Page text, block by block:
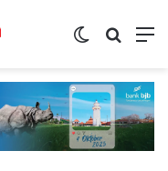
Switch skin